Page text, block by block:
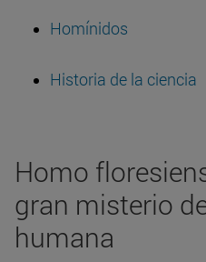
Homínidos
Historia de la ciencia
Homo
gran misterio
humana